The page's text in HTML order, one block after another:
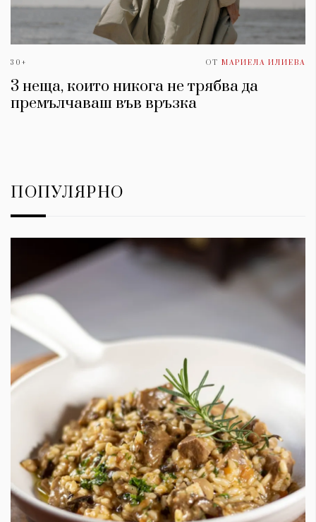
30+ ОТ МАРИЕЛА ИЛИЕВА
3 неща, които никога не трябва да
премълчаваш във връзка
ПОПУЛЯРНО